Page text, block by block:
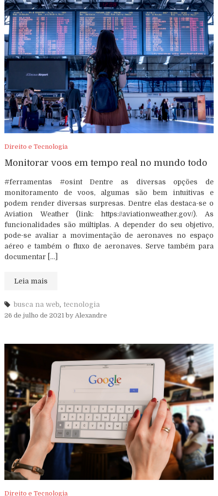
Direito e Tecnologia
Monitorar voos em tempo real no mundo todo
#ferramentas #osint Dentre as diversas opções de
monitoramento de voos, algumas são bem intuitivas e
podem render diversas surpresas. Dentre elas destaca-se o
Aviation Weather (link: https://aviationweather.gov/). As
funcionalidades são múltiplas. A depender do seu objetivo,
pode-se avaliar a movimentação de aeronaves no espaço
aéreo e também o fluxo de aeronaves. Serve também para
documentar […]
Leia mais
busca na web, tecnologia
26 de julho de 2021by Alexandre
Direito e Tecnologia